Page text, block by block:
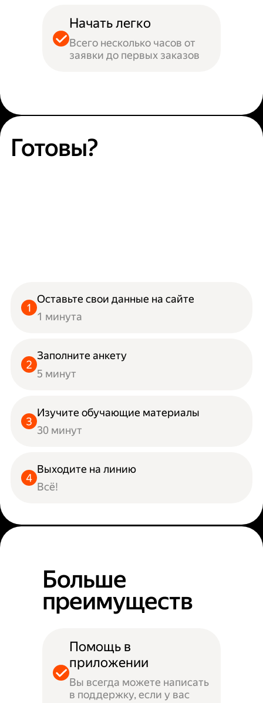
Начать легко
Всего несколько часов от
заявки до первых заказов
Готовы?
Оставьте свои данные на сайте
1 минута
Заполните анкету
5 минут
Изучите обучающие материалы
30 минут
Выходите на линию
Всё!
Больше
преимуществ
Помощь в
приложении
Вы всегда можете написать
в поддержку, если у вас